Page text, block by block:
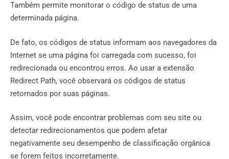
Também permite monitorar o código de status de uma
determinada página.
De fato, os códigos de status informam aos navegadores da
Internet se uma página foi carregada com sucesso, foi
redirecionada ou encontrou erros. Ao usar a extensão
Redirect Path, você observará os códigos de status
retornados por suas páginas.
Assim, você pode encontrar problemas com seu site ou
detectar redirecionamentos que podem afetar
negativamente seu desempenho de classificação orgânica
se forem feitos incorretamente.